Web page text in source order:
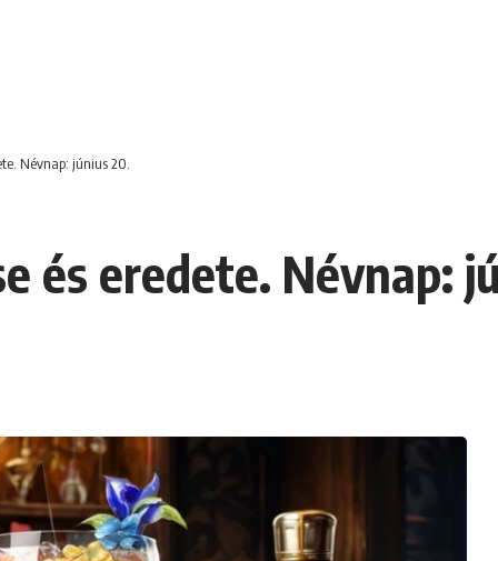
Névnap: június 20.
és eredete. Névnap: